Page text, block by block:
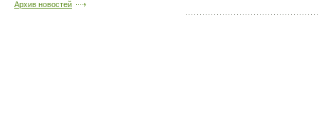
Архив новостей